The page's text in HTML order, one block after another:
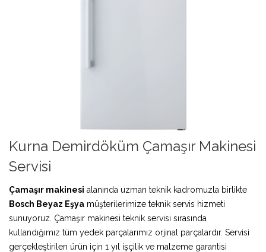
Kurna Demirdöküm Çamaşır Makinesi
Servisi
Çamaşır makinesi alanında uzman teknik kadromuzla birlikte
Bosch Beyaz Eşya müşterilerimize teknik servis hizmeti
sunuyoruz. Çamaşır makinesi teknik servisi sırasında
kullandığımız tüm yedek parçalarımız orjinal parçalardır. Servisi
gerçekleştirilen ürün için 1 yıl işçilik ve malzeme garantisi